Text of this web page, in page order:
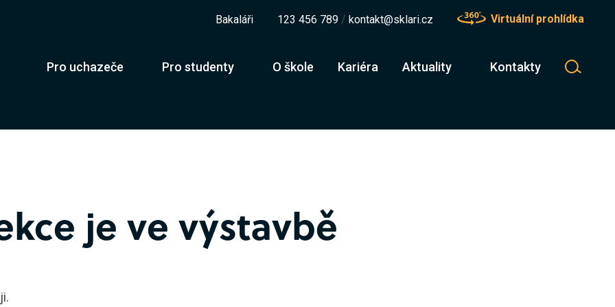
Pro uchazeče
skla
zpracování skla
Užitá malba
Pro studenty O škole Kariéra Aktuality Kontakty
Bakaláři 123 456 789 / kontakt@sklari.cz Virtuální prohlídka
je ve výstavbě